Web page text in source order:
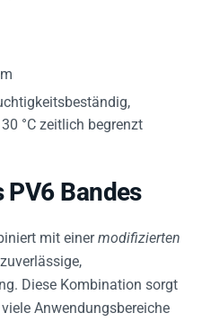
°C zeitlich begrenzt
Bandes
mit einermodifizierten
Diese Kombination sorgt
Anwendungsbereiche